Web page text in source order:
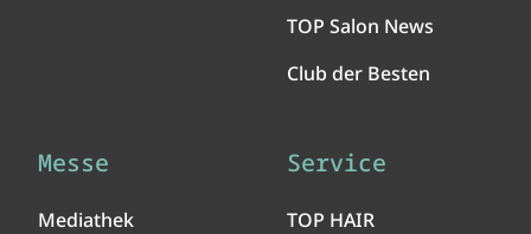
TOP Salon News
Club der Besten
Messe
Mediathek
Service
TOP HAIR